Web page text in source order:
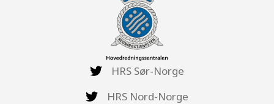
HRS Sør-Norge
HRS Nord-Norge